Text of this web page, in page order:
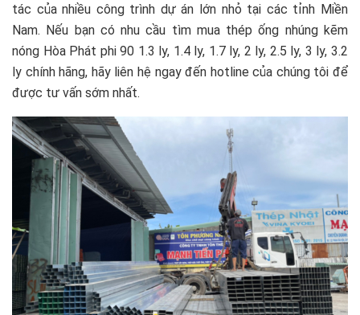
tác của nhiều công trình dự án lớn nhỏ tại các tỉnh Miền
Nam. Nếu bạn có nhu cầu tìm mua thép ống nhúng kẽm
nóng Hòa Phát phi 90 1.3 ly, 1.4 ly, 1.7 ly, 2 ly, 2.5 ly, 3 ly, 3.2
ly chính hãng, hãy liên hệ ngay đến hotline của chúng tôi để
được tư vấn sớm nhất.